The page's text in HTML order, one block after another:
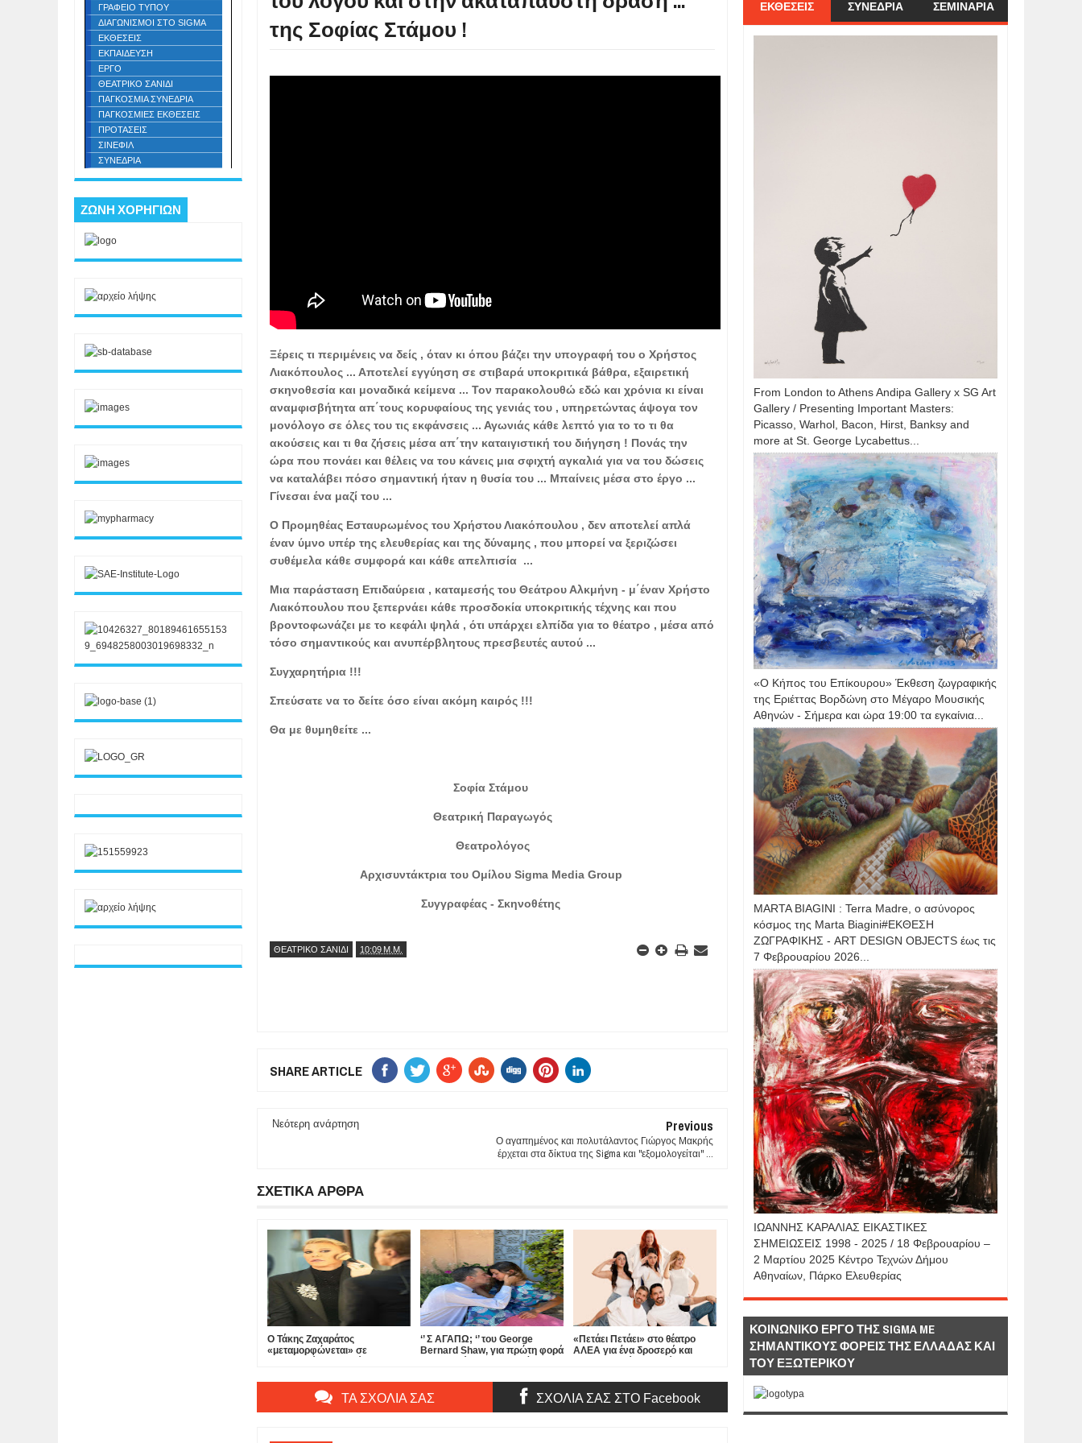
της Σοφίας Στάμου !
Ξέρεις τι περιμένεις να δείς , όταν κι όπου βάζει την υπογραφή του ο Χρήστος
Λιακόπουλος ... Αποτελεί εγγύηση σε στιβαρά υποκριτικά βάθρα, εξαιρετική
σκηνοθεσία και μοναδικά κείμενα ... Τον παρακολουθώ εδώ και χρόνια κι είναι
αναμφισβήτητα απ΄τους κορυφαίους της γενιάς του , υπηρετώντας άψογα τον
μονόλογο σε όλες του τις εκφάνσεις ... Αγωνιάς κάθε λεπτό για το το τι θα
ακούσεις και τι θα ζήσεις μέσα απ΄την καταιγιστική του διήγηση ! Πονάς την
ώρα που πονάει και θέλεις να του κάνεις μια σφιχτή αγκαλιά για να του δώσεις
να καταλάβει πόσο σημαντική ήταν η θυσία του ... Μπαίνεις μέσα στο έργο ...
Γίνεσαι ένα μαζί του ...
Ο Προμηθέας Εσταυρωμένος του Χρήστου Λιακόπουλου , δεν αποτελεί απλά
έναν ύμνο υπέρ της ελευθερίας και της δύναμης , που μπορεί να ξεριζώσει
συθέμελα κάθε συμφορά και κάθε απελπισία ...
Μια παράσταση Επιδαύρεια , καταμεσής του Θεάτρου Αλκμήνη - μ΄έναν Χρήστο
Λιακόπουλου που ξεπερνάει κάθε προσδοκία υποκριτικής τέχνης και που
βροντοφωνάζει με το κεφάλι ψηλά , ότι υπάρχει ελπίδα για το θέατρο , μέσα από
τόσο σημαντικούς και ανυπέρβλητους πρεσβευτές αυτού ...
Συγχαρητήρια !!!
Σπεύσατε να το δείτε όσο είναι ακόμη καιρός !!!
Θα με θυμηθείτε ...
Σοφία Στάμου
Θεατρική Παραγωγός
Θεατρολόγος
Αρχισυντάκτρια του Ομίλου Sigma Media Group
Συγγραφέας - Σκηνοθέτης
ΘΕΑΤΡΙΚΟ ΣΑΝΙΔΙ 10:09 Μ.Μ.
SHARE ARTICLE
Νεότερη ανάρτηση Previous
Ο αγαπημένος και πολυτάλαντος Γιώργος Μακρής
έρχεται στα δίκτυα της Sigma και "εξομολογείται" ...
ΣΧΕΤΙΚΑ ΑΡΘΡΑ
Ο Τάκης Ζαχαράτος
«μεταμορφώνεται» σε
‘’ Σ ΑΓΑΠΩ; ‘’ του George
Bernard Shaw, για πρώτη φορά
«Πετάει Πετάει» στο θέατρο
ΑΛΕΑ για ένα δροσερό και
ΤΑ ΣΧΟΛΙΑ ΣΑΣ ΣΧΟΛΙΑ ΣΑΣ ΣΤΟ Facebook
ΓΡΑΦΕΙΟ ΤΥΠΟΥ
ΔΙΑΓΩΝΙΣΜΟΙ ΣΤΟ SIGMA
ΕΚΘΕΣΕΙΣ
ΕΚΠΑΙΔΕΥΣΗ
ΕΡΓΟ
ΘΕΑΤΡΙΚΟ ΣΑΝΙΔΙ
ΠΑΓΚΟΣΜΙΑ ΣΥΝΕΔΡΙΑ
ΠΑΓΚΟΣΜΙΕΣ ΕΚΘΕΣΕΙΣ
ΠΡΟΤΑΣΕΙΣ
ΣΙΝΕΦΙΛ
ΣΥΝΕΔΡΙΑ
ΖΩΝΗ ΧΟΡΗΓΙΩΝ
ΕΚΘΕΣΕΙΣ ΣΥΝΕΔΡΙΑ ΣΕΜΙΝΑΡΙΑ
From London to Athens Andipa Gallery x SG Art
Gallery / Presenting Important Masters:
Picasso, Warhol, Bacon, Hirst, Banksy and
more at St. George Lycabettus...
«Ο Κήπος του Επίκουρου» Έκθεση ζωγραφικής
της Εριέττας Βορδώνη στο Μέγαρο Μουσικής
Αθηνών - Σήμερα και ώρα 19:00 τα εγκαίνια...
MARTA BIAGINI : Terra Madre, ο ασύνορος
κόσμος της Marta Biagini#ΕΚΘΕΣΗ
ΖΩΓΡΑΦΙΚΗΣ - ART DESIGN OBJECTS έως τις
7 Φεβρουαρίου 2026...
IΩΑΝΝΗΣ KAΡΑΛΙΑΣ ΕΙΚΑΣΤΙΚΕΣ
ΣΗΜΕΙΩΣΕΙΣ 1998 - 2025 / 18 Φεβρουαρίου –
2 Μαρτίου 2025 Κέντρο Τεχνών Δήμου
Αθηναίων, Πάρκο Ελευθερίας
ΚΟΙΝΩΝΙΚΟ ΕΡΓΟ ΤΗΣ SIGMA ME
ΣΗΜΑΝΤΙΚΟΥΣ ΦΟΡΕΙΣ ΤΗΣ ΕΛΛΑΔΑΣ ΚΑΙ
ΤΟΥ ΕΞΩΤΕΡΙΚΟΥ